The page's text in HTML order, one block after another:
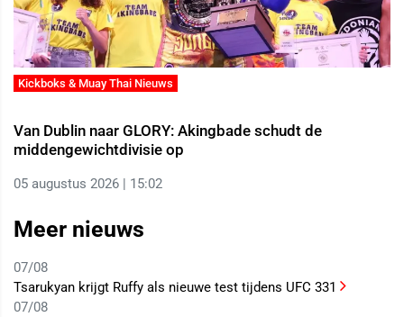
Kickboks & Muay Thai Nieuws
Van Dublin naar GLORY: Akingbade schudt de
middengewichtdivisie op
05 augustus 2026 | 15:02
Meer nieuws
07/08
Tsarukyan krijgt Ruffy als nieuwe test tijdens UFC 331
07/08